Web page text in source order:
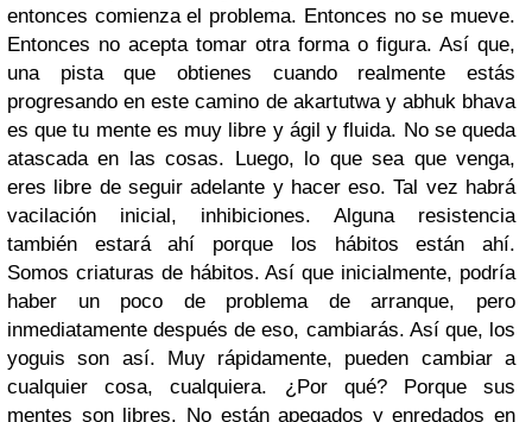
entonces comienza el problema. Entonces no se mueve.
Entonces no acepta tomar otra forma o figura. Así que,
una pista que obtienes cuando realmente estás
progresando en este camino de akartutwa y abhuk bhava
es que tu mente es muy libre y ágil y fluida. No se queda
atascada en las cosas. Luego, lo que sea que venga,
eres libre de seguir adelante y hacer eso. Tal vez habrá
vacilación inicial, inhibiciones. Alguna resistencia
también estará ahí porque los hábitos están ahí.
Somos criaturas de hábitos. Así que inicialmente, podría
haber un poco de problema de arranque, pero
inmediatamente después de eso, cambiarás. Así que, los
yoguis son así. Muy rápidamente, pueden cambiar a
cualquier cosa, cualquiera. ¿Por qué? Porque sus
mentes son libres. No están apegados y enredados en